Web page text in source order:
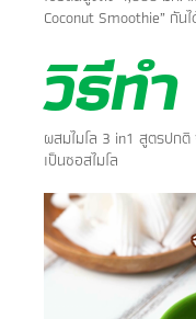
Coconut Smoothie” กันไ
วิธีท
ผสมไมโล 3 in1 สูตรปก
เป็นซอสไมโล